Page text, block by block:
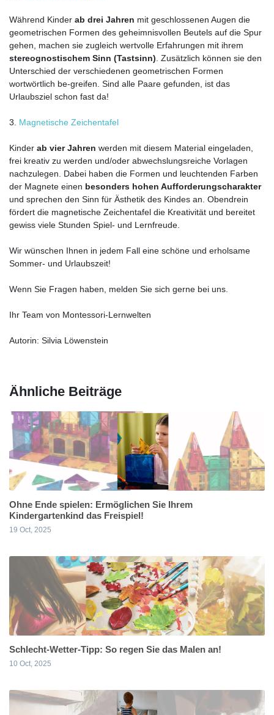
Während Kinder ab drei Jahren mit geschlossenen Augen die
geometrischen Formen des geheimnisvollen Beutels auf die Spur
gehen, machen sie zugleich wertvolle Erfahrungen mit ihrem
stereognostischem Sinn (Tastsinn). Zusätzlich können sie den
Unterschied der verschiedenen geometrischen Formen
wortwörtlich be-greifen. Sind alle Paare gefunden, ist das
Urlaubsziel schon fast da!
3. Magnetische Zeichentafel
Kinder ab vier Jahren werden mit diesem Material eingeladen,
frei kreativ zu werden und/oder abwechslungsreiche Vorlagen
nachzulegen. Dabei haben die Formen und leuchtenden Farben
der Magnete einen besonders hohen Aufforderungscharakter
und sprechen den Sinn für Ästhetik des Kindes an. Obendrein
fördert die magnetische Zeichentafel die Kreativität und bereitet
gewiss viele Stunden Spiel- und Lernfreude.
Wir wünschen Ihnen in jedem Fall eine schöne und erholsame
Sommer- und Urlaubszeit!
Wenn Sie Fragen haben, melden Sie sich gerne bei uns.
Ihr Team von Montessori-Lernwelten
Autorin: Silvia Löwenstein
Ähnliche Beiträge
Ohne Ende spielen: Ermöglichen Sie Ihrem
Kindergartenkind das Freispiel!
19 Oct, 2025
Schlecht-Wetter-Tipp: So regen Sie das Malen an!
10 Oct, 2025